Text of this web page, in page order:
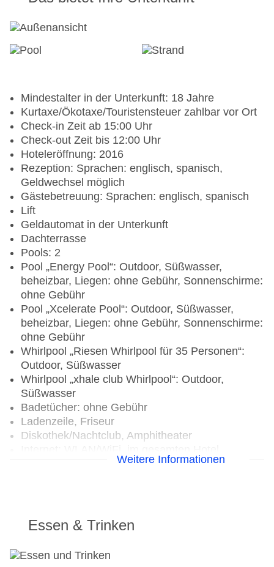
Mindestalter in der Unterkunft: 18 Jahre
Kurtaxe/Ökotaxe/Touristensteuer zahlbar vor Ort
Check-in Zeit ab 15:00 Uhr
Check-out Zeit bis 12:00 Uhr
Hoteleröffnung: 2016
Rezeption: Sprachen: englisch, spanisch,
Geldwechsel möglich
Gästebetreuung: Sprachen: englisch, spanisch
Lift
Geldautomat in der Unterkunft
Dachterrasse
Pools: 2
Pool „Energy Pool“: Outdoor, Süßwasser,
beheizbar, Liegen: ohne Gebühr, Sonnenschirme:
ohne Gebühr
Pool „Xcelerate Pool“: Outdoor, Süßwasser,
beheizbar, Liegen: ohne Gebühr, Sonnenschirme:
ohne Gebühr
Whirlpool „Riesen Whirlpool für 35 Personen“:
Outdoor, Süßwasser
Whirlpool „xhale club Whirlpool“: Outdoor,
Süßwasser
Badetücher: ohne Gebühr
Ladenzeile, Friseur
Diskothek/Nachtclub, Amphitheater
(Anlage): ohne Gebühr
American Express
Tagungseinrichtungen: Konferenzräume: 4
Gebäudeanzahl: 2, Zimmer: 362
Landeskategorie: 5 Sterne
Weitere Informationen
Essen & Trinken